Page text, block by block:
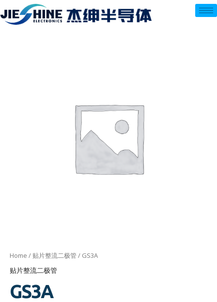
至
内
Home / 贴片整流二极管 / GS3A
贴片整流二极管
GS3A